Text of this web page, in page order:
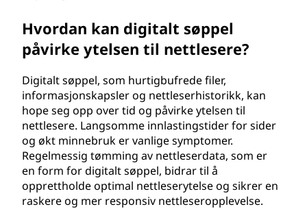
Hvordan kan digitalt søppel
påvirke ytelsen til nettlesere?
Digitalt søppel, som hurtigbufrede filer,
informasjonskapsler og nettleserhistorikk, kan
hope seg opp over tid og påvirke ytelsen til
nettlesere. Langsomme innlastingstider for sider
og økt minnebruk er vanlige symptomer.
Regelmessig tømming av nettleserdata, som er
en form for digitalt søppel, bidrar til å
opprettholde optimal nettleserytelse og sikrer en
raskere og mer responsiv nettleseropplevelse.